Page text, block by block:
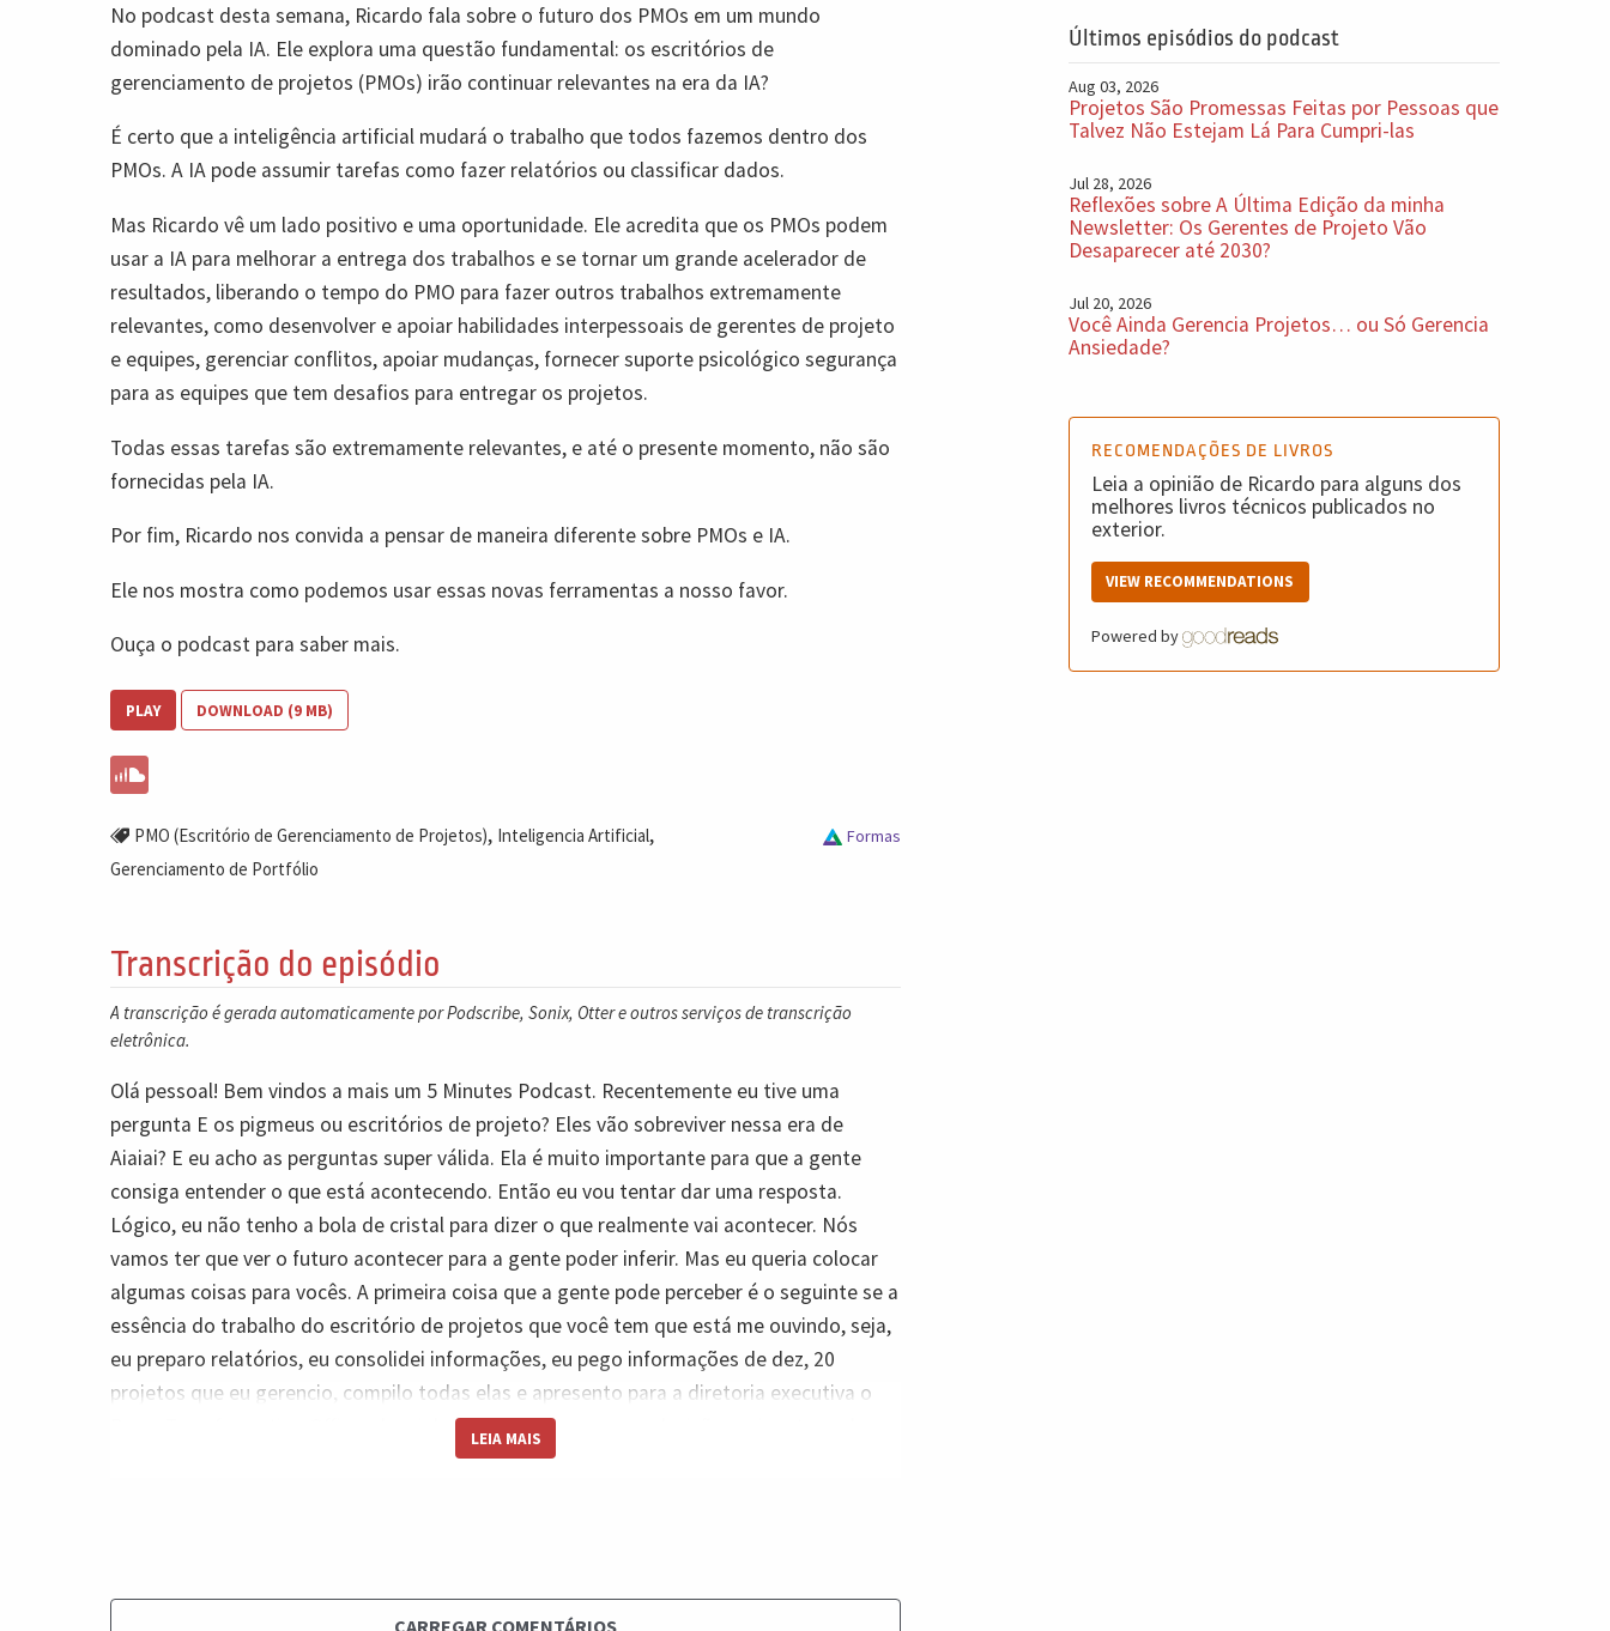
No podcast desta semana, Ricardo fala sobre o futuro dos PMOs em um mundo
dominado pela IA. Ele explora uma questão fundamental: os escritórios de
gerenciamento de projetos (PMOs) irão continuar relevantes na era da IA?
É certo que a inteligência artificial mudará o trabalho que todos fazemos dentro dos
PMOs. A IA pode assumir tarefas como fazer relatórios ou classificar dados.
Mas Ricardo vê um lado positivo e uma oportunidade. Ele acredita que os PMOs podem
usar a IA para melhorar a entrega dos trabalhos e se tornar um grande acelerador de
resultados, liberando o tempo do PMO para fazer outros trabalhos extremamente
relevantes, como desenvolver e apoiar habilidades interpessoais de gerentes de projeto
e equipes, gerenciar conflitos, apoiar mudanças, fornecer suporte psicológico segurança
para as equipes que tem desafios para entregar os projetos.
Todas essas tarefas são extremamente relevantes, e até o presente momento, não são
fornecidas pela IA.
Por fim, Ricardo nos convida a pensar de maneira diferente sobre PMOs e IA.
Ele nos mostra como podemos usar essas novas ferramentas a nosso favor.
Ouça o podcast para saber mais.
PLAY DOWNLOAD (9 MB)
PMO (Escritório de Gerenciamento de Projetos), Inteligencia Artificial,
Gerenciamento de Portfólio
Formas
Transcrição do episódio
A transcrição é gerada automaticamente por Podscribe, Sonix, Otter e outros serviços de transcrição
eletrônica.
Olá pessoal! Bem vindos a mais um 5 Minutes Podcast. Recentemente eu tive uma
pergunta E os pigmeus ou escritórios de projeto? Eles vão sobreviver nessa era de
Aiaiai? E eu acho as perguntas super válida. Ela é muito importante para que a gente
consiga entender o que está acontecendo. Então eu vou tentar dar uma resposta.
Lógico, eu não tenho a bola de cristal para dizer o que realmente vai acontecer. Nós
vamos ter que ver o futuro acontecer para a gente poder inferir. Mas eu queria colocar
algumas coisas para vocês. A primeira coisa que a gente pode perceber é o seguinte se a
essência do trabalho do escritório de projetos que você tem que está me ouvindo, seja,
eu preparo relatórios, eu consolidei informações, eu pego informações de dez, 20
projetos que eu gerencio, compilo todas elas e apresento para a diretoria executiva o
Proxy Transformation Officer da minha empresa, para que as decisões sejam tomadas.
Eu também sou responsável, por exemplo, treinar e disseminar o método no qual nós
esses templates, etc. Bem, se esse é o seu trabalho, eu acredito que você tem um
LEIA MAIS
Últimos episódios do podcast
Aug 03, 2026
Projetos São Promessas Feitas por Pessoas que
Talvez Não Estejam Lá Para Cumpri-las
Jul 28, 2026
Reflexões sobre A Última Edição da minha
Newsletter: Os Gerentes de Projeto Vão
Desaparecer até 2030?
Jul 20, 2026
Você Ainda Gerencia Projetos… ou Só Gerencia
Ansiedade?
RECOMENDAÇÕES DE LIVROS
Leia a opinião de Ricardo para alguns dos
melhores livros técnicos publicados no
exterior.
VIEW RECOMMENDATIONS
Powered by